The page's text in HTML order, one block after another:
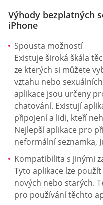
Výhody bezplatných
iPhone
Spousta možností
Existuje široká škála
ze kterých si můžete
vztahu nebo
aplikace jsou určeny
chatování. Existují
připojení a lidi, kteří
Nejlepší aplikace pro
neformální seznamka,
Kompatibilita s jinými
Tyto aplikace lze
nových nebo starých.
pro používání těchto